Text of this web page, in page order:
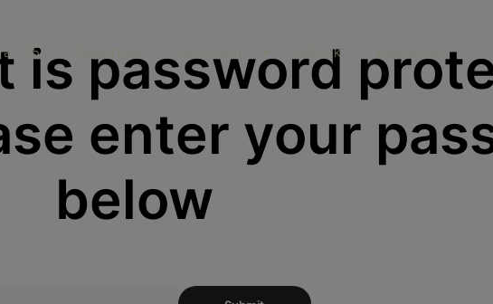
’25 Rólunk
is password
enter your
below